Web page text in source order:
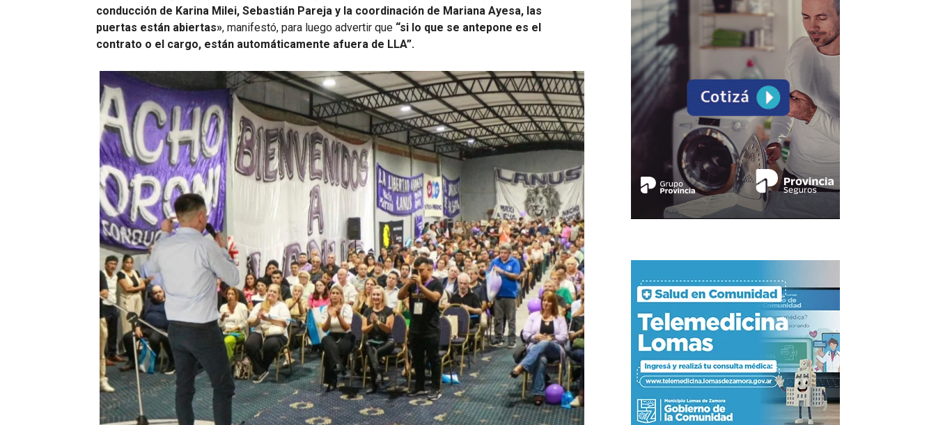
conducción de Karina Milei, Sebastián Pareja y la coordinación de Mariana Ayesa, las
puertas están abiertas», manifestó, para luego advertir que “si lo que se antepone es el
contrato o el cargo, están automáticamente afuera de LLA”.